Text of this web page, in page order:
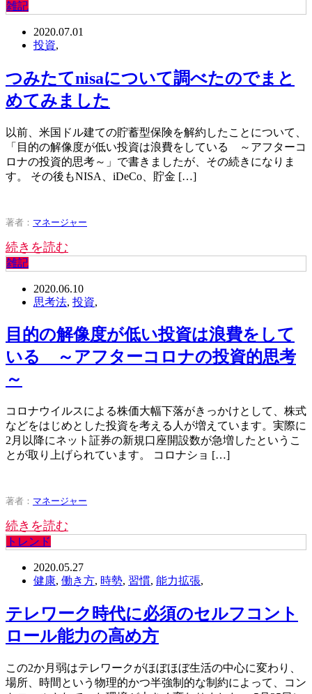
雑記
2020.07.01
投資,
つみたてnisaについて調べたのでまと
めてみました
以前、米国ドル建ての貯蓄型保険を解約したことについて、
「目的の解像度が低い投資は浪費をしている ～アフターコ
ロナの投資的思考～」で書きましたが、その続きになりま
す。 その後もNISA、iDeCo、貯金 […]
著者： マネージャー
続きを読む
雑記
2020.06.10
思考法, 投資,
目的の解像度が低い投資は浪費をして
いる ～アフターコロナの投資的思考
～
コロナウイルスによる株価大幅下落がきっかけとして、株式
などをはじめとした投資を考える人が増えています。実際に
2月以降にネット証券の新規口座開設数が急増したというこ
とが取り上げられています。 コロナショ […]
著者： マネージャー
続きを読む
トレンド
2020.05.27
健康, 働き方, 時勢, 習慣, 能力拡張,
テレワーク時代に必須のセルフコント
ロール能力の高め方
この2か月弱はテレワークがほぼほぼ生活の中心に変わり、
場所、時間という物理的かつ半強制的な制約によって、コン